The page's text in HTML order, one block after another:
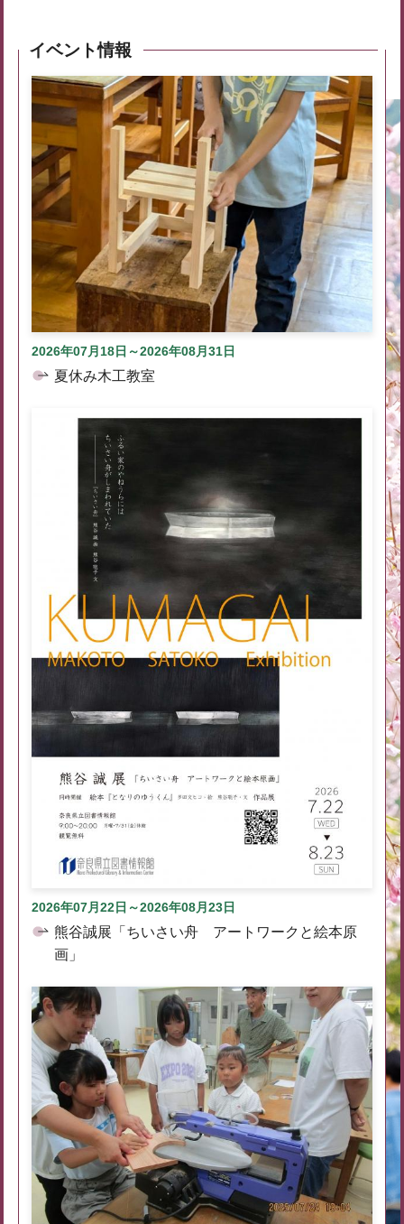
イベント情報
2026年07月18日～2026年08月31日
夏休み木工教室
2026年07月22日～2026年08月23日
熊谷誠展「ちいさい舟 アートワークと絵本原
画」